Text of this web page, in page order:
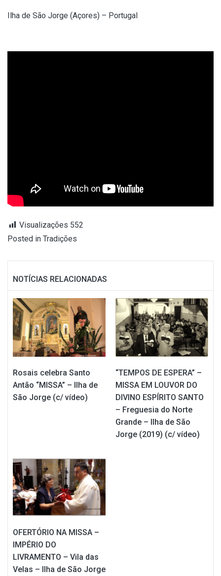
Ilha de São Jorge (Açores) – Portugal
Visualizações 552
Posted in Tradições
NOTÍCIAS RELACIONADAS
Rosais celebra Santo
Antão “MISSA” – Ilha de
São Jorge (c/ vídeo)
“TEMPOS DE ESPERA” –
MISSA EM LOUVOR DO
DIVINO ESPÍRITO SANTO
– Freguesia do Norte
Grande – Ilha de São
Jorge (2019) (c/ vídeo)
OFERTÓRIO NA MISSA –
IMPÉRIO DO
LIVRAMENTO – Vila das
Velas – Ilha de São Jorge